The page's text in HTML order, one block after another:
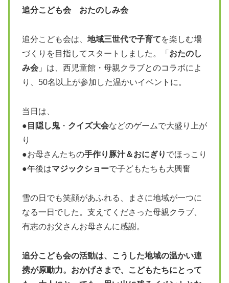
追分こども会 おたのしみ会
追分こども会は、 地域三世代で子育てを楽しむ場
づくりを目指してスタートしました。「 おたのし
み会 」は、西児童館・母親クラブとのコラボによ
り、50名以上が参加した温かいイベントに。
当日は、
● 目隠し鬼・ クイズ大会などのゲームで大盛り上が
り
●お母さんたちの手作り豚汁＆おにぎり でほっこり
●午後はマジックショーで子どもたちも大興奮
雪の日でも笑顔があふれる、まさに地域が一つに
なる一日でした。支えてくださった母親クラブ、
有志のお父さんお母さんに感謝。
追分こども会の活動は、こうした地域の温かい連
携が原動力。おかげさまで、こどもたちにとって